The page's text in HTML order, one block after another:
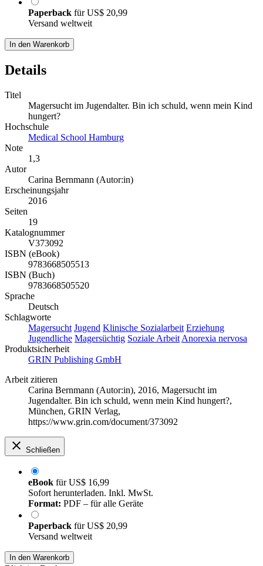
Paperback fürUS$ 20,99
Versand weltweit
In den Warenkorb
Details
Titel
Magersucht im Jugendalter. Bin ich schuld, wenn mein Kind
hungert?
Hochschule
Medical School Hamburg
Note
1,3
Autor
Carina Bernmann (Autor:in)
Erscheinungsjahr
2016
Seiten
19
Katalognummer
V373092
ISBN (eBook)
9783668505513
ISBN (Buch)
9783668505520
Sprache
Deutsch
Schlagworte
Magersucht Jugend Klinische Sozialarbeit Erziehung
Jugendliche Magersüchtig Soziale Arbeit Anorexia nervosa
Produktsicherheit
GRIN Publishing GmbH
Arbeit zitieren
Carina Bernmann (Autor:in), 2016, Magersucht im
Jugendalter. Bin ich schuld, wenn mein Kind hungert?,
München, GRIN Verlag,
https://www.grin.com/document/373092
Schließen
eBook fürUS$ 16,99
Sofort herunterladen. Inkl. MwSt.
Format: PDF – für alle Geräte
Paperback fürUS$ 20,99
Versand weltweit
In den Warenkorb